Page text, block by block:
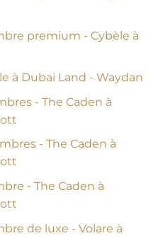
premium - Cybèle à
à Dubai Land - Waydan
- The Caden à
- The Caden à
- The Caden à
de luxe - Volare à